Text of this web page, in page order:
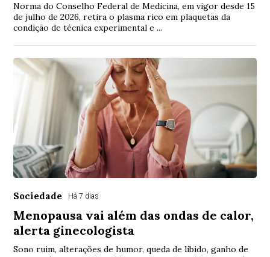
Norma do Conselho Federal de Medicina, em vigor desde 15
de julho de 2026, retira o plasma rico em plaquetas da
condição de técnica experimental e ...
Sociedade Há 7 dias
Menopausa vai além das ondas de calor,
alerta ginecologista
Sono ruim, alterações de humor, queda de libido, ganho de